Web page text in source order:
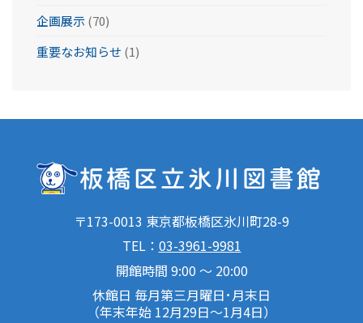
企画展示(70)
重要なお知らせ (1)
〒173-0013 東京都板橋区氷川町28-9
TEL： 03-3961-9981
開館時間 9:00 ～ 20:00
休館日 毎月第三月曜日･月末日
（年末年始 12月29日～1月4日）